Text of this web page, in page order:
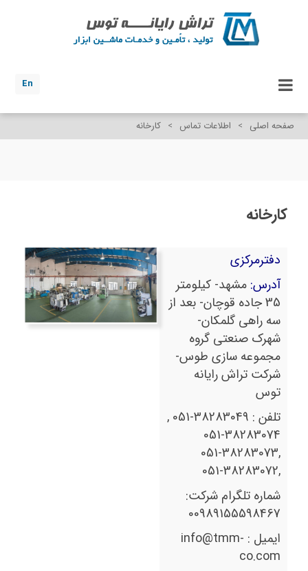
En
صفحه اصلی > اطلاعات تماس > کارخانه
کارخانه
دفترمرکزی
آدرس: مشهد- کیلومتر
35 جاده قوچان- بعد از
سه راهی گلمکان-
شهرک صنعتی گروه
مجموعه سازی طوس-
شرکت تراش رایانه
توس
تلفن : 38283049-051 ,
38283074-051
,38283073-051
,38283072-051
شماره تلگرام شرکت:
00989155598467
ایمیل : info@tmm-
co.com